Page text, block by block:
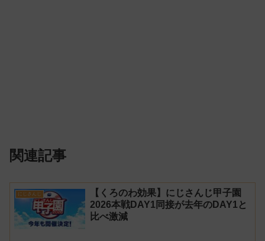
関連記事
にじさんじ
【くろのわ効果】にじさんじ甲子園
2026本戦DAY1同接が去年のDAY1と
比べ激減